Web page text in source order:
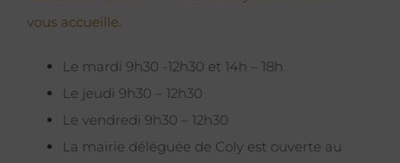
vous accueille.
Le mardi 9h30 -12h30 et 14h – 18h
Le jeudi 9h30 – 12h30
Le vendredi 9h30 – 12h30
La mairie déléguée de Coly est ouverte au